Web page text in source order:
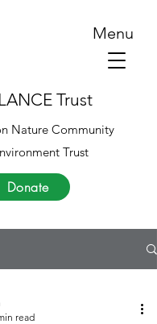
Trust
Nature Community
Trust
Menu
Donate
read